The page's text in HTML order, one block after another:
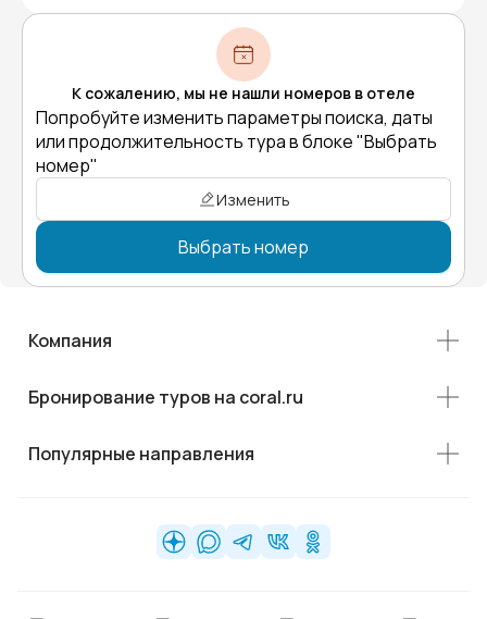
К сожалению, мы не нашли номеров в отеле
Попробуйте изменить параметры поиска, даты
или продолжительность тура в блоке "Выбрать
номер"
Изменить
Выбрать номер
Компания
Бронирование туров на coral.ru
Популярные направления